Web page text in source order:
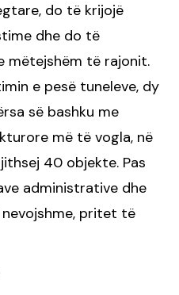
do të krijojë
dhe do të
mëtejshëm të rajonit.
e pesë tuneleve, dy
së bashku me
më të vogla, në
40 objekte. Pas
administrative dhe
pritet të